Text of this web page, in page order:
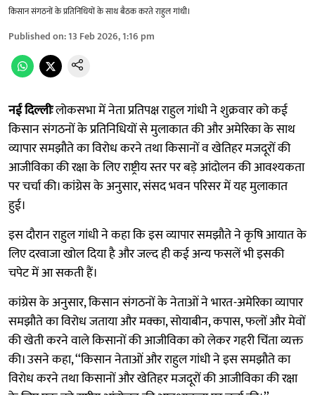
किसान संगठनों के प्रतिनिधियों के साथ बैठक करते राहुल गांधी।
Published on:13 Feb 2026, 1:16 pm
नई दिल्लीःलोकसभा में नेता प्रतिपक्ष राहुल गांधी ने शुक्रवार को कई
किसान संगठनों के प्रतिनिधियों से मुलाकात की और अमेरिका के साथ
व्यापार समझौते का विरोध करने तथा किसानों व खेतिहर मजदूरों की
आजीविका की रक्षा के लिए राष्ट्रीय स्तर पर बड़े आंदोलन की आवश्यकता
पर चर्चा की। कांग्रेस के अनुसार, संसद भवन परिसर में यह मुलाकात
हुई।
इस दौरान राहुल गांधी ने कहा कि इस व्यापार समझौते ने कृषि आयात के
लिए दरवाजा खोल दिया है और जल्द ही कई अन्य फसलें भी इसकी
चपेट में आ सकती हैं।
कांग्रेस के अनुसार, किसान संगठनों के नेताओं ने भारत-अमेरिका व्यापार
समझौते का विरोध जताया और मक्का, सोयाबीन, कपास, फलों और मेवों
की खेती करने वाले किसानों की आजीविका को लेकर गहरी चिंता व्यक्त
की। उसने कहा, ‘‘किसान नेताओं और राहुल गांधी ने इस समझौते का
विरोध करने तथा किसानों और खेतिहर मजदूरों की आजीविका की रक्षा